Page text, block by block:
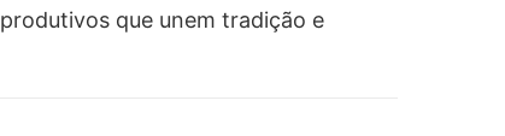
produtivos que unem tradição e